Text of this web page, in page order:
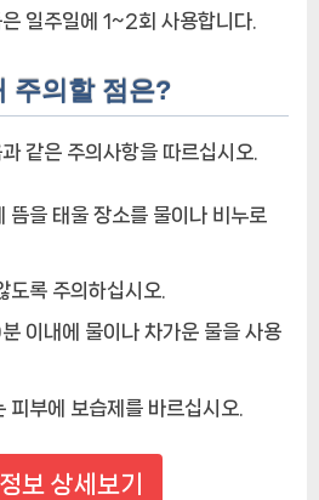
일주일에 1~2회 사용합니다.
주의할 점은?
같은 주의사항을 따르십시오.
뜸을 태울 장소를 물이나 비누로
도록 주의하십시오.
이내에 물이나 차가운 물을 사용
피부에 보습제를 바르십시오.
보 상세보기